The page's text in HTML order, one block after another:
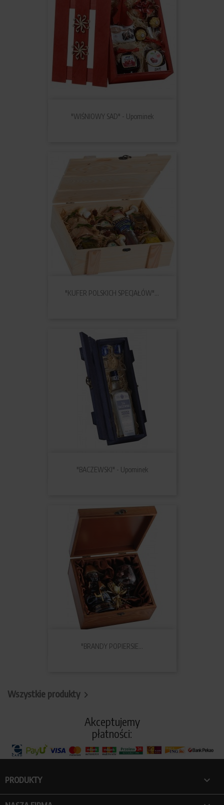
"WIŚNIOWY SAD" - Upominek
"KUFER POLSKICH SPECJAŁÓW"...
"BACZEWSKI" - Upominek
"BRANDY POPIERSIE...
Wszystkie produkty
Akceptujemy
płatności:
PRODUKTY 